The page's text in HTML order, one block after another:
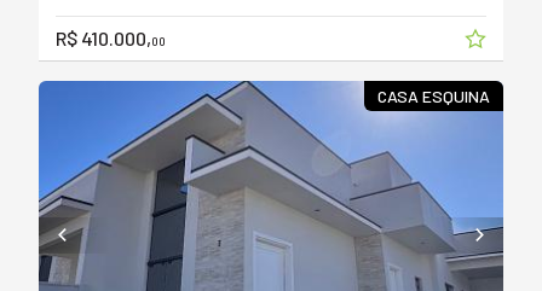
R$ 410.000,00
CASA ESQUINA